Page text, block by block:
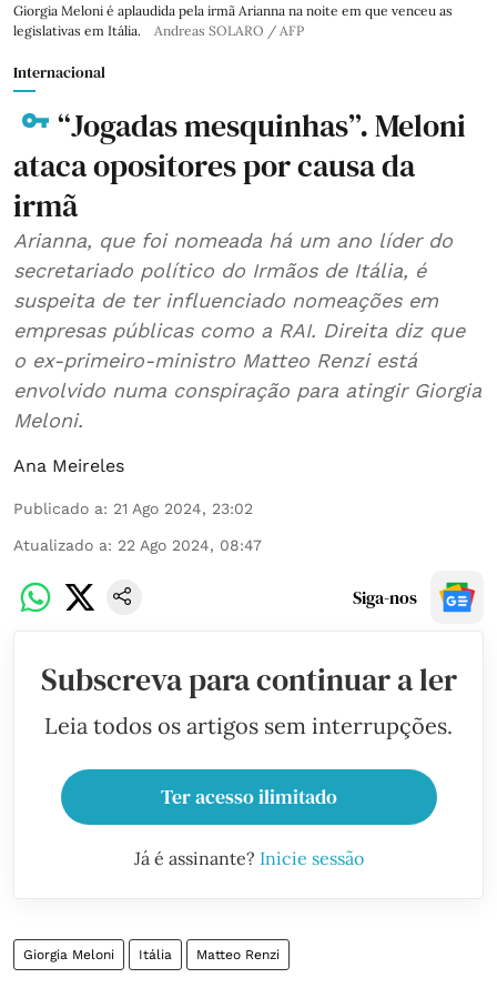
Giorgia Meloni é aplaudida pela irmã Arianna na noite em que venceu as
legislativas em Itália.
Andreas SOLARO / AFP
Internacional
“Jogadas mesquinhas”. Meloni
ataca opositores por causa da
irmã
Arianna, que foi nomeada há um ano líder do
secretariado político do Irmãos de Itália, é
suspeita de ter influenciado nomeações em
empresas públicas como a RAI. Direita diz que
o ex-primeiro-ministro Matteo Renzi está
envolvido numa conspiração para atingir Giorgia
Meloni.
Ana Meireles
Publicado a: 21 Ago 2024, 23:02
Atualizado a: 22 Ago 2024, 08:47
Siga-nos
Subscreva para continuar a ler
Leia todos os artigos sem interrupções.
Ter acesso ilimitado
Já é assinante? Inicie sessão
Giorgia Meloni Itália Matteo Renzi